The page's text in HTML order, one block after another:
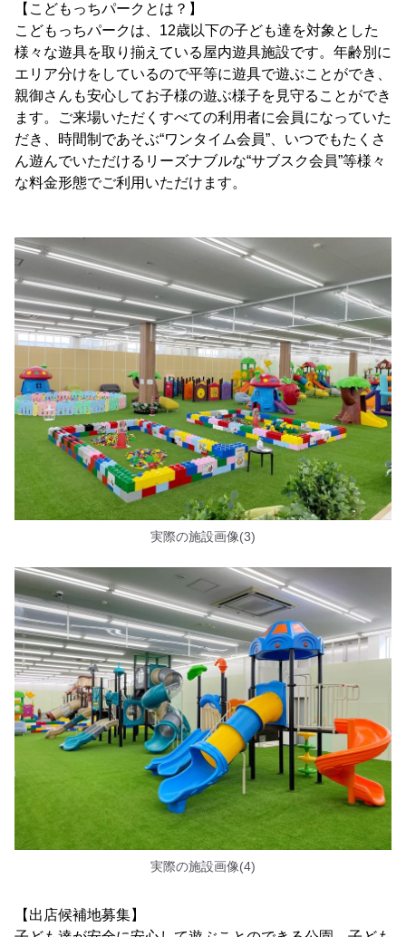
【こどもっちパークとは？】
こどもっちパークは、12歳以下の子ども達を対象とした
様々な遊具を取り揃えている屋内遊具施設です。年齢別に
エリア分けをしているので平等に遊具で遊ぶことができ、
親御さんも安心してお子様の遊ぶ様子を見守ることができ
ます。ご来場いただくすべての利用者に会員になっていた
だき、時間制であそぶ“ワンタイム会員”、いつでもたくさ
ん遊んでいただけるリーズナブルな“サブスク会員”等様々
な料金形態でご利用いただけます。
実際の施設画像(3)
実際の施設画像(4)
【出店候補地募集】